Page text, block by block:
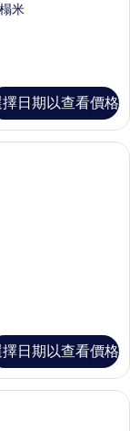
米
日期以查看價格
吸煙房 (Family,) | 羽
日期以查看價格
保險箱、書桌、熨斗/